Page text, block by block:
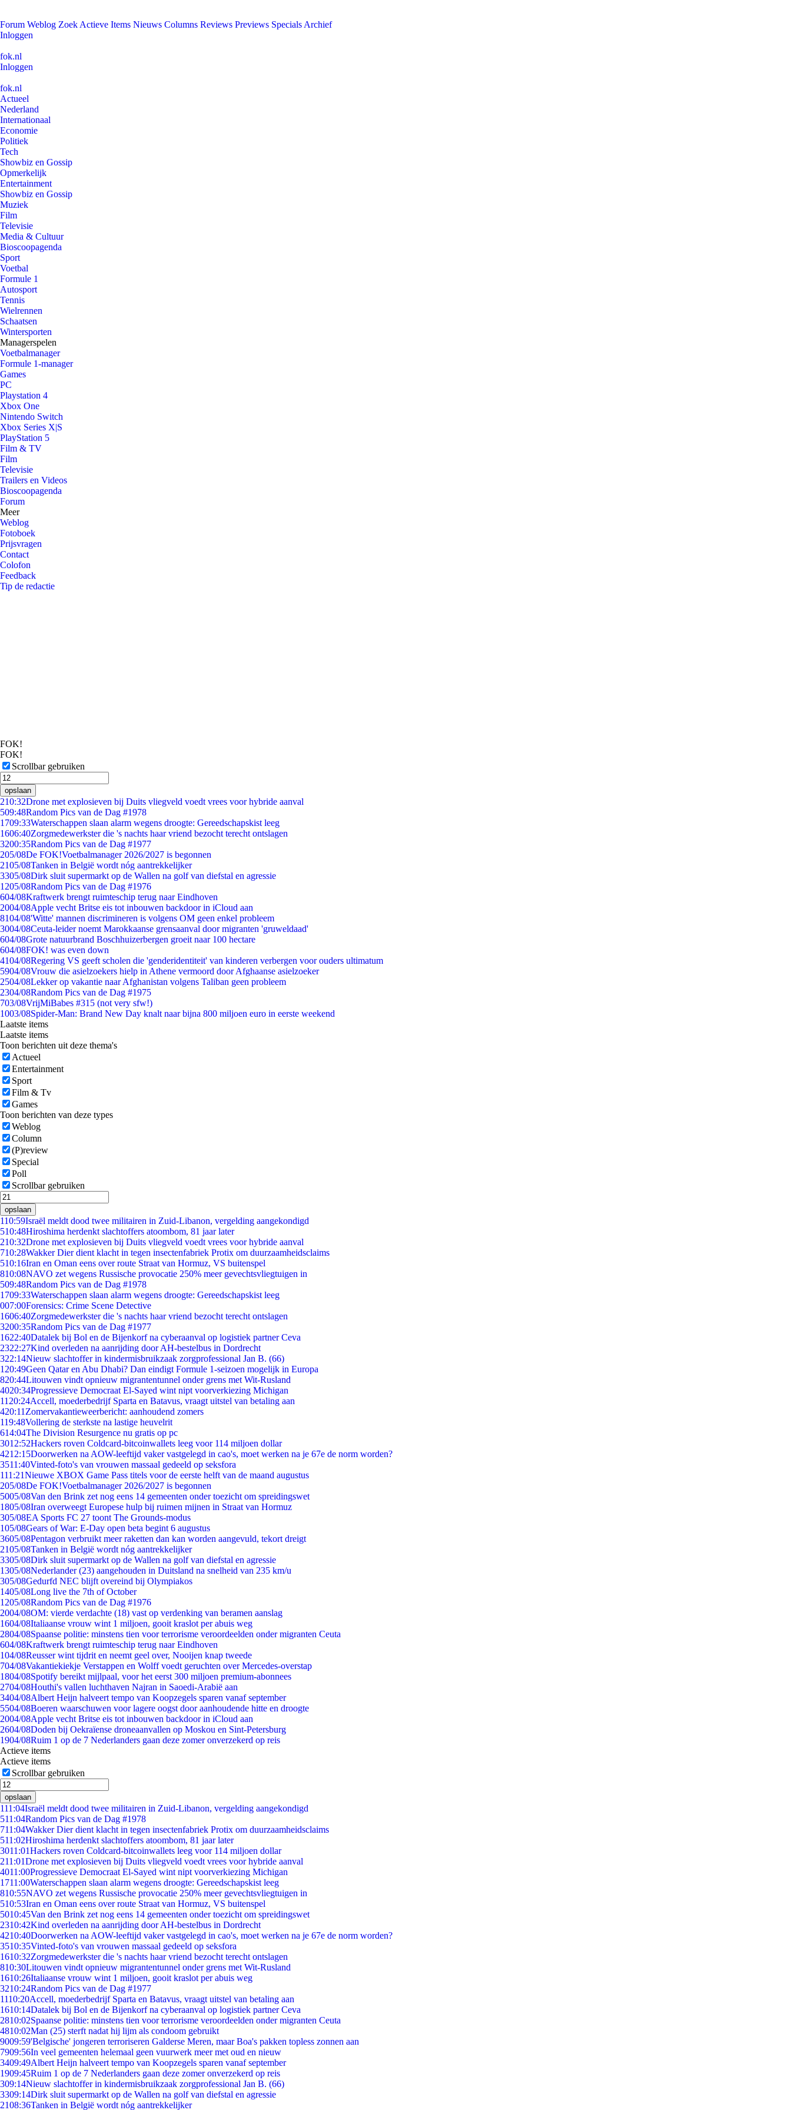
Forum Weblog Zoek Actieve Items Nieuws Columns Reviews Previews Specials Archief
Inloggen
fok.nl
Inloggen
fok.nl
Actueel
Nederland
Internationaal
Economie
Politiek
Tech
Showbiz en Gossip
Opmerkelijk
Entertainment
Showbiz en Gossip
Muziek
Film
Televisie
Media & Cultuur
Bioscoopagenda
Sport
Voetbal
Formule 1
Autosport
Tennis
Wielrennen
Schaatsen
Wintersporten
Managerspelen
Voetbalmanager
Formule 1-manager
Games
PC
Playstation 4
Xbox One
Nintendo Switch
Xbox Series X|S
PlayStation 5
Film & TV
Film
Televisie
Trailers en Videos
Bioscoopagenda
Forum
Meer
Weblog
Fotoboek
Prijsvragen
Contact
Colofon
Feedback
Tip de redactie
FOK!
FOK!
Scrollbar gebruiken
opslaan
210:32Drone met explosieven bij Duits vliegveld voedt vrees voor hybride aanval
509:48Random Pics van de Dag #1978
1709:33Waterschappen slaan alarm wegens droogte: Gereedschapskist leeg
1606:40Zorgmedewerkster die 's nachts haar vriend bezocht terecht ontslagen
3200:35Random Pics van de Dag #1977
205/08De FOK!Voetbalmanager 2026/2027 is begonnen
2105/08Tanken in België wordt nóg aantrekkelijker
3305/08Dirk sluit supermarkt op de Wallen na golf van diefstal en agressie
1205/08Random Pics van de Dag #1976
604/08Kraftwerk brengt ruimteschip terug naar Eindhoven
2004/08Apple vecht Britse eis tot inbouwen backdoor in iCloud aan
8104/08'Witte' mannen discrimineren is volgens OM geen enkel probleem
3004/08Ceuta-leider noemt Marokkaanse grensaanval door migranten 'gruweldaad'
604/08Grote natuurbrand Boschhuizerbergen groeit naar 100 hectare
604/08FOK! was even down
4104/08Regering VS geeft scholen die 'genderidentiteit' van kinderen verbergen voor ouders ultimatum
5904/08Vrouw die asielzoekers hielp in Athene vermoord door Afghaanse asielzoeker
2504/08Lekker op vakantie naar Afghanistan volgens Taliban geen probleem
2304/08Random Pics van de Dag #1975
703/08VrijMiBabes #315 (not very sfw!)
1003/08Spider-Man: Brand New Day knalt naar bijna 800 miljoen euro in eerste weekend
Laatste items
Laatste items
Toon berichten uit deze thema's
Actueel
Entertainment
Sport
Film & Tv
Games
Toon berichten van deze types
Weblog
Column
(P)review
Special
Poll
Scrollbar gebruiken
opslaan
110:59Israël meldt dood twee militairen in Zuid-Libanon, vergelding aangekondigd
510:48Hiroshima herdenkt slachtoffers atoombom, 81 jaar later
210:32Drone met explosieven bij Duits vliegveld voedt vrees voor hybride aanval
710:28Wakker Dier dient klacht in tegen insectenfabriek Protix om duurzaamheidsclaims
510:16Iran en Oman eens over route Straat van Hormuz, VS buitenspel
810:08NAVO zet wegens Russische provocatie 250% meer gevechtsvliegtuigen in
509:48Random Pics van de Dag #1978
1709:33Waterschappen slaan alarm wegens droogte: Gereedschapskist leeg
007:00Forensics: Crime Scene Detective
1606:40Zorgmedewerkster die 's nachts haar vriend bezocht terecht ontslagen
3200:35Random Pics van de Dag #1977
1622:40Datalek bij Bol en de Bijenkorf na cyberaanval op logistiek partner Ceva
2322:27Kind overleden na aanrijding door AH-bestelbus in Dordrecht
322:14Nieuw slachtoffer in kindermisbruikzaak zorgprofessional Jan B. (66)
1 20:49Geen Qatar en Abu Dhabi? Dan eindigt Formule 1-seizoen mogelijk in Europa
820:44Litouwen vindt opnieuw migrantentunnel onder grens met Wit-Rusland
4020:34Progressieve Democraat El-Sayed wint nipt voorverkiezing Michigan
11 20:24Accell, moederbedrijf Sparta en Batavus, vraagt uitstel van betaling aan
420:11 Zomervakantieweerbericht: aanhoudend zomers
119:48Vollering de sterkste na lastige heuvelrit
614:04The Division Resurgence nu gratis op pc
3012:52Hackers roven Coldcard-bitcoinwallets leeg voor 114 miljoen dollar
4212:15Doorwerken na AOW-leeftijd vaker vastgelegd in cao's, moet werken na je 67e de norm worden?
3511:40Vinted-foto's van vrouwen massaal gedeeld op seksfora
111:21Nieuwe XBOX Game Pass titels voor de eerste helft van de maand augustus
205/08De FOK!Voetbalmanager 2026/2027 is begonnen
5005/08Van den Brink zet nog eens 14 gemeenten onder toezicht om spreidingswet
1805/08Iran overweegt Europese hulp bij ruimen mijnen in Straat van Hormuz
305/08EA Sports FC 27 toont The Grounds-modus
105/08Gears of War: E-Day open beta begint 6 augustus
3605/08Pentagon verbruikt meer raketten dan kan worden aangevuld, tekort dreigt
2105/08Tanken in België wordt nóg aantrekkelijker
3305/08Dirk sluit supermarkt op de Wallen na golf van diefstal en agressie
1305/08Nederlander (23) aangehouden in Duitsland na snelheid van 235 km/u
305/08Gedurfd NEC blijft overeind bij Olympiakos
1405/08Long live the 7th of October
1205/08Random Pics van de Dag #1976
2004/08OM: vierde verdachte (18) vast op verdenking van beramen aanslag
1604/08Italiaanse vrouw wint 1 miljoen, gooit kraslot per abuis weg
2804/08Spaanse politie: minstens tien voor terrorisme veroordeelden onder migranten Ceuta
604/08Kraftwerk brengt ruimteschip terug naar Eindhoven
104/08Reusser wint tijdrit en neemt geel over, Nooijen knap tweede
704/08Vakantiekiekje Verstappen en Wolff voedt geruchten over Mercedes-overstap
1804/08Spotify bereikt mijlpaal, voor het eerst 300 miljoen premium-abonnees
2704/08Houthi's vallen luchthaven Najran in Saoedi-Arabië aan
3404/08Albert Heijn halveert tempo van Koopzegels sparen vanaf september
5504/08Boeren waarschuwen voor lagere oogst door aanhoudende hitte en droogte
2004/08Apple vecht Britse eis tot inbouwen backdoor in iCloud aan
2604/08Doden bij Oekraïense droneaanvallen op Moskou en Sint-Petersburg
1904/08Ruim 1 op de 7 Nederlanders gaan deze zomer onverzekerd op reis
Actieve items
Actieve items
Scrollbar gebruiken
opslaan
111:04Israël meldt dood twee militairen in Zuid-Libanon, vergelding aangekondigd
511:04Random Pics van de Dag #1978
711:04Wakker Dier dient klacht in tegen insectenfabriek Protix om duurzaamheidsclaims
511:02Hiroshima herdenkt slachtoffers atoombom, 81 jaar later
3011:01Hackers roven Coldcard-bitcoinwallets leeg voor 114 miljoen dollar
211:01Drone met explosieven bij Duits vliegveld voedt vrees voor hybride aanval
4011:00Progressieve Democraat El-Sayed wint nipt voorverkiezing Michigan
1711:00Waterschappen slaan alarm wegens droogte: Gereedschapskist leeg
810:55NAVO zet wegens Russische provocatie 250% meer gevechtsvliegtuigen in
510:53Iran en Oman eens over route Straat van Hormuz, VS buitenspel
5010:45Van den Brink zet nog eens 14 gemeenten onder toezicht om spreidingswet
2310:42Kind overleden na aanrijding door AH-bestelbus in Dordrecht
4210:40Doorwerken na AOW-leeftijd vaker vastgelegd in cao's, moet werken na je 67e de norm worden?
3510:35Vinted-foto's van vrouwen massaal gedeeld op seksfora
1610:32Zorgmedewerkster die 's nachts haar vriend bezocht terecht ontslagen
810:30Litouwen vindt opnieuw migrantentunnel onder grens met Wit-Rusland
1610:26Italiaanse vrouw wint 1 miljoen, gooit kraslot per abuis weg
3210:24Random Pics van de Dag #1977
1110:20Accell, moederbedrijf Sparta en Batavus, vraagt uitstel van betaling aan
1610:14Datalek bij Bol en de Bijenkorf na cyberaanval op logistiek partner Ceva
2810:02Spaanse politie: minstens tien voor terrorisme veroordeelden onder migranten Ceuta
4810:02Man (25) sterft nadat hij lijm als condoom gebruikt
9009:59'Belgische' jongeren terroriseren Galderse Meren, maar Boa's pakken topless zonnen aan
7909:56In veel gemeenten helemaal geen vuurwerk meer met oud en nieuw
3409:49Albert Heijn halveert tempo van Koopzegels sparen vanaf september
1909:45Ruim 1 op de 7 Nederlanders gaan deze zomer onverzekerd op reis
309:14Nieuw slachtoffer in kindermisbruikzaak zorgprofessional Jan B. (66)
3309:14Dirk sluit supermarkt op de Wallen na golf van diefstal en agressie
2108:36Tanken in België wordt nóg aantrekkelijker